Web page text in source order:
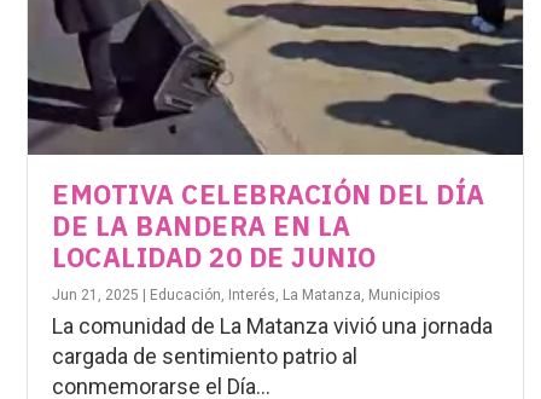
EMOTIVA CELEBRACIÓN DEL DÍA
DE LA BANDERA EN LA
LOCALIDAD 20 DE JUNIO
Jun 21, 2025 Educación, Interés, La Matanza, Municipios
La comunidad de La Matanza vivió una jornada
cargada de sentimiento patrio al
conmemorarse el Día...